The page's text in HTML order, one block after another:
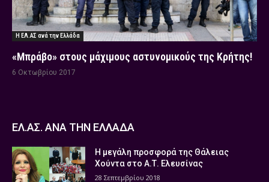
Η ΕΛ.ΑΣ ανά την Ελλάδα
«Μπράβο» στους μάχιμους αστυνομικούς της Κρήτης!
6 Οκτωβρίου 2017
ΕΛ.ΑΣ. ΑΝΑ ΤΗΝ ΕΛΛΑΔΑ
Η μεγάλη προσφορά της Θάλειας
Χούντα στο Α.Τ. Ελευσίνας
28 Σεπτεμβρίου 2018